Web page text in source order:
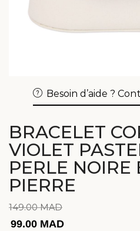
Besoin d’aide ?
BRACELET
VIOLET
PERLE NOIRE
PIERRE
149.00MAD
99.00 MAD